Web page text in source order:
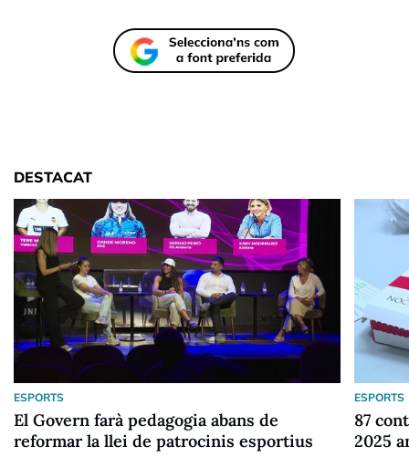
DESTACAT
ESPORTS
El Govern farà pedagogia abans de
reformar la llei de patrocinis esportius
ESPORTS
87
2025